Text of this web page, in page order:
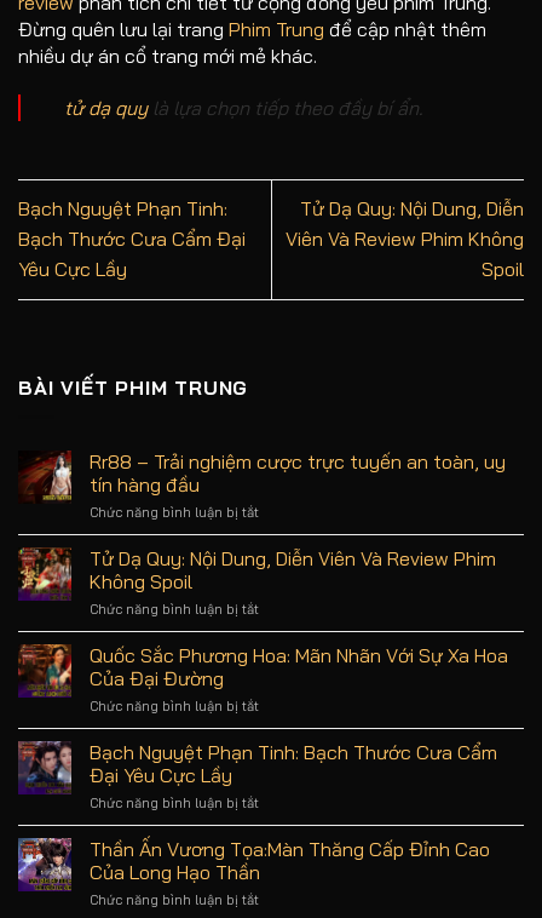
Đừng quên lưu lại trang Phim Trung để cập nhật thêm
nhiều dự án cổ trang mới mẻ khác.
tử dạ quylà lựa chọn tiếp theo đầy bí ẩn.
Bạch Nguyệt Phạn Tinh:
Bạch Thước Cưa Cẩm Đại
Yêu Cực Lầy
Tử Dạ Quy: Nội Dung, Diễn
Viên Và Review Phim Không
Spoil
BÀI VIẾT PHIM TRUNG
Rr88 – Trải nghiệm cược trực tuyến an toàn, uy
tín hàng đầu
Chức năng bình luận bị tắt
Rr88
Trải
an
hàng
đầu
Tử Dạ Quy: Nội Dung, Diễn Viên Và Review Phim
Không Spoil
Chức năng bình luận bị tắt
Tử
Dạ
Quy:
Và
Spoil
Quốc Sắc Phương Hoa: Mãn Nhãn Với Sự Xa Hoa
Của Đại Đường
Chức năng bình luận bị tắt
Quốc
Sắc
Phương
Sự
Bạch Nguyệt Phạn Tinh: Bạch Thước Cưa Cẩm
Đại Yêu Cực Lầy
Chức năng bình luận bị tắt
Bạch
Nguyệt
Phạn
Thần Ấn Vương Tọa:Màn Thăng Cấp Đỉnh Cao
Của Long Hạo Thần
Chức năng bình luận bị tắt